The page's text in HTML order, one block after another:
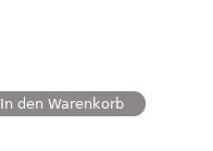
In den Warenkorb